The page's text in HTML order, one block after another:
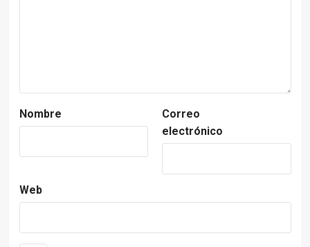
Nombre
Correo
electrónico
Web